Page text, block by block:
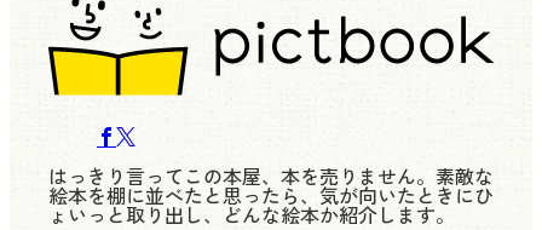
はっきり言ってこの本屋、本を売りません。素敵な
絵本を棚に並べたと思ったら、気が向いたときにひ
ょいっと取り出し、どんな絵本か紹介します。